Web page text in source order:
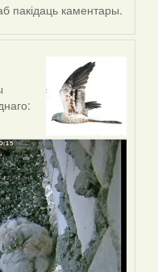
пакідаць каментары.